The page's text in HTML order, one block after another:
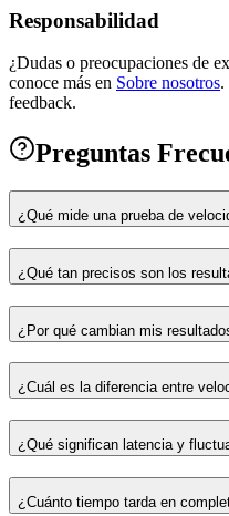
Responsabilidad
¿Dudas o preocupaciones de
conoce más en Sobre nosotros.
feedback.
Preguntas
¿Qué mide una prueba de
¿Qué tan precisos son los
¿Por qué cambian mis
¿Cuál es la diferencia entre
¿Qué significan latencia y
¿Cuánto tiempo tarda en